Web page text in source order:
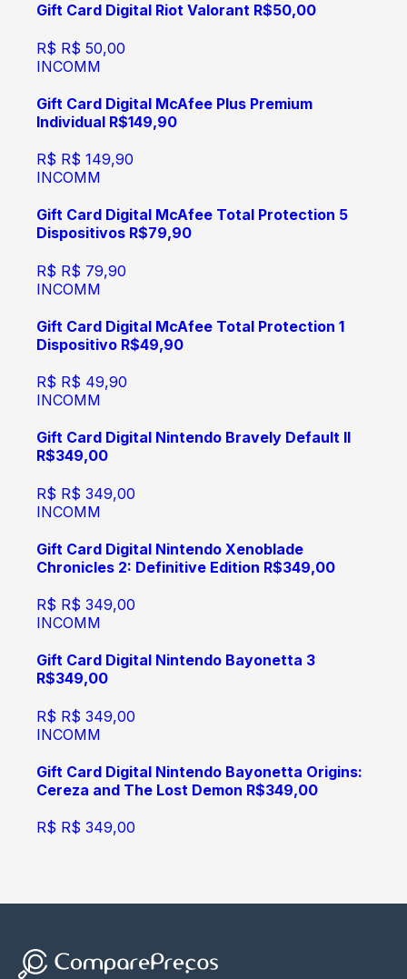
Gift Card Digital Riot Valorant R$50,00
R$ R$ 50,00
INCOMM
Gift Card Digital McAfee Plus Premium
Individual R$149,90
R$ R$ 149,90
INCOMM
Gift Card Digital McAfee Total Protection 5
Dispositivos R$79,90
R$ R$ 79,90
INCOMM
Gift Card Digital McAfee Total Protection 1
Dispositivo R$49,90
R$ R$ 49,90
INCOMM
Gift Card Digital Nintendo Bravely Default II
R$349,00
R$ R$ 349,00
INCOMM
Gift Card Digital Nintendo Xenoblade
Chronicles 2: Definitive Edition R$349,00
R$ R$ 349,00
INCOMM
Gift Card Digital Nintendo Bayonetta 3
R$349,00
R$ R$ 349,00
INCOMM
Gift Card Digital Nintendo Bayonetta Origins:
Cereza and The Lost Demon R$349,00
R$ R$ 349,00